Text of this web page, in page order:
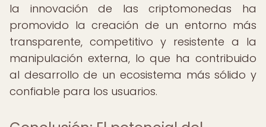
la innovación de las criptomonedas ha
promovido la creación de un entorno más
transparente, competitivo y resistente a la
manipulación externa, lo que ha contribuido
al desarrollo de un ecosistema más sólido y
confiable para los usuarios.